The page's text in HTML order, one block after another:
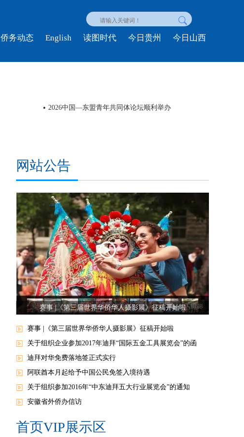
侨务动态 English 读图时代 今日贵州 今日山西
2026中国—东盟青年共同体论坛顺利举办
网站公告
赛事 |《第三届世界华侨华人摄影展》征稿开始啦
赛事 |《第三届世界华侨华人摄影展》征稿开始啦
关于组织企业参加2017年迪拜“国际五金工具展览会”的函
迪拜对华免费落地签正式实行
阿联酋本月起给予中国公民免签入境待遇
关于组织参加2016年“中东迪拜五大行业展览会”的通知
安徽省外侨办信访
首页VIP展示区